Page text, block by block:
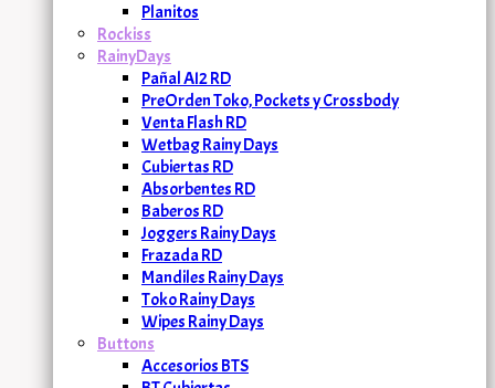
Planitos
Rockiss
RainyDays
Pañal AI2 RD
PreOrden Toko, Pockets y Crossbody
Venta Flash RD
Wetbag Rainy Days
Cubiertas RD
Absorbentes RD
Baberos RD
Joggers Rainy Days
Frazada RD
Mandiles Rainy Days
Toko Rainy Days
Wipes Rainy Days
Buttons
Accesorios BTS